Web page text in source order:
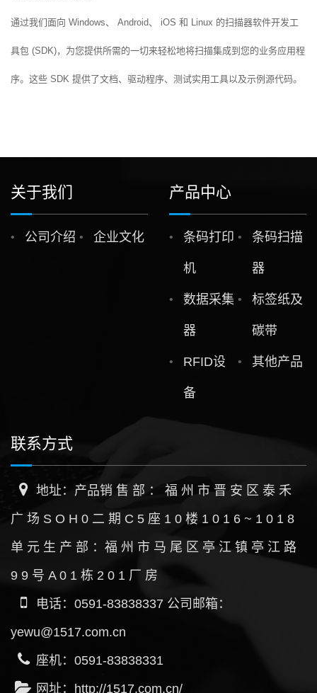
通过我们面向 Windows、 Android、 iOS 和 Linux 的扫描器软件开发工
具包 (SDK)，为您提供所需的一切来轻松地将扫描集成到您的业务应用程
序。这些 SDK 提供了文档、驱动程序、测试实用工具以及示例源代码。
关于我们
公司介绍 企业文化
产品中心
条码打印
机
条码扫描
器
数据采集
器
标签纸及
碳带
RFID设
备
其他产品
联系方式
地址：产品销 售 部 ： 福 州 市 晋 安 区 泰 禾
广 场 S O H 0 二 期 C 5 座 1 0 楼 1 0 1 6 ~ 1 0 1 8
单 元 生 产 部 ：福 州 市 马 尾 区 亭 江 镇 亭 江 路
9 9 号 A 0 1 栋 2 0 1 厂 房
电话：0591-83838337 公司邮箱：
yewu@1517.com.cn
座机：0591-83838331
网址：http://1517.com.cn/